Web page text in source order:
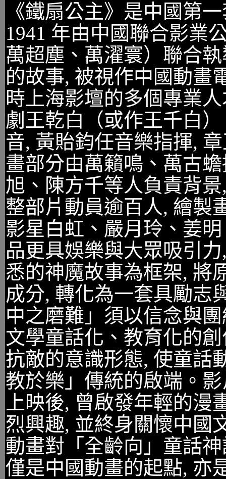
《鐵扇公主》是中國第
1941 年由中國聯合影業
萬超塵、萬濯寰）聯合
的故事, 被視作中國動畫
時上海影壇的多個專業
劇王乾白（或作王千白
音, 黃貽鈞任音樂指揮,
畫部分由萬籟鳴、萬古
旭、陳方千等人負責背
整部片動員逾百人, 繪製
影星白虹、嚴月玲、姜
品更具娛樂與大眾吸引
悉的神魔故事為框架, 將
成分, 轉化為一套具勵志
中之磨難」須以信念與
文學童話化、教育化的
抗敵的意識形態, 使童話
教於樂」傳統的啟端。
上映後, 曾啟發年輕的
烈興趣, 並終身關懷中國
動畫對「全齡向」童話
僅是中國動畫的起點, 亦